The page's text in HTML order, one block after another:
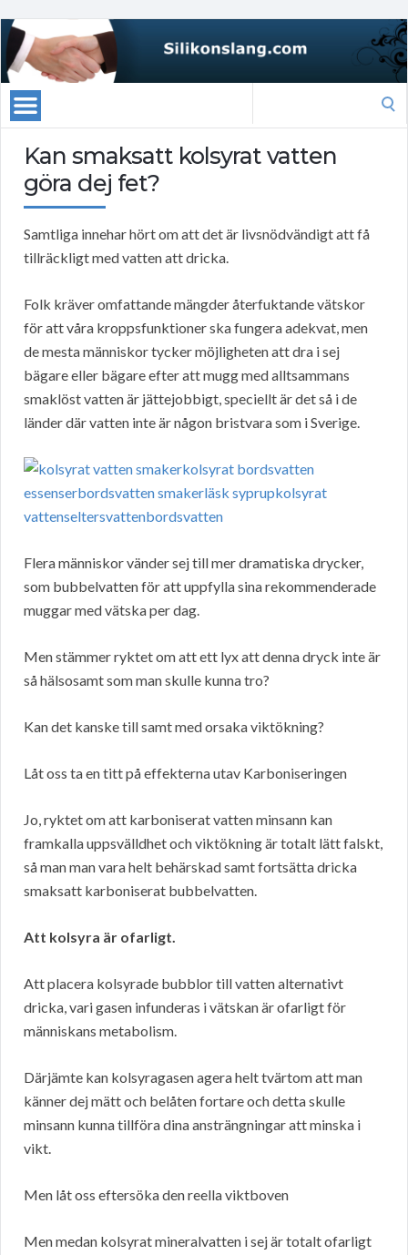
Kan smaksatt kolsyrat vatten
göra dej fet?
Samtliga innehar hört om att det är livsnödvändigt att få
tillräckligt med vatten att dricka.
Folk kräver omfattande mängder återfuktande vätskor
för att våra kroppsfunktioner ska fungera adekvat, men
de mesta människor tycker möjligheten att dra i sej
bägare eller bägare efter att mugg med alltsammans
smaklöst vatten är jättejobbigt, speciellt är det så i de
länder där vatten inte är någon bristvara som i Sverige.
Flera människor vänder sej till mer dramatiska drycker,
som bubbelvatten för att uppfylla sina rekommenderade
muggar med vätska per dag.
Men stämmer ryktet om att ett lyx att denna dryck inte är
så hälsosamt som man skulle kunna tro?
Kan det kanske till samt med orsaka viktökning?
Låt oss ta en titt på effekterna utav Karboniseringen
Jo, ryktet om att karboniserat vatten minsann kan
framkalla uppsvälldhet och viktökning är totalt lätt falskt,
så man man vara helt behärskad samt fortsätta dricka
smaksatt karboniserat bubbelvatten.
Att kolsyra är ofarligt.
Att placera kolsyrade bubblor till vatten alternativt
dricka, vari gasen infunderas i vätskan är ofarligt för
människans metabolism.
Därjämte kan kolsyragasen agera helt tvärtom att man
känner dej mätt och belåten fortare och detta skulle
minsann kunna tillföra dina ansträngningar att minska i
vikt.
Men låt oss eftersöka den reella viktboven
Men medan kolsyrat mineralvatten i sej är totalt ofarligt